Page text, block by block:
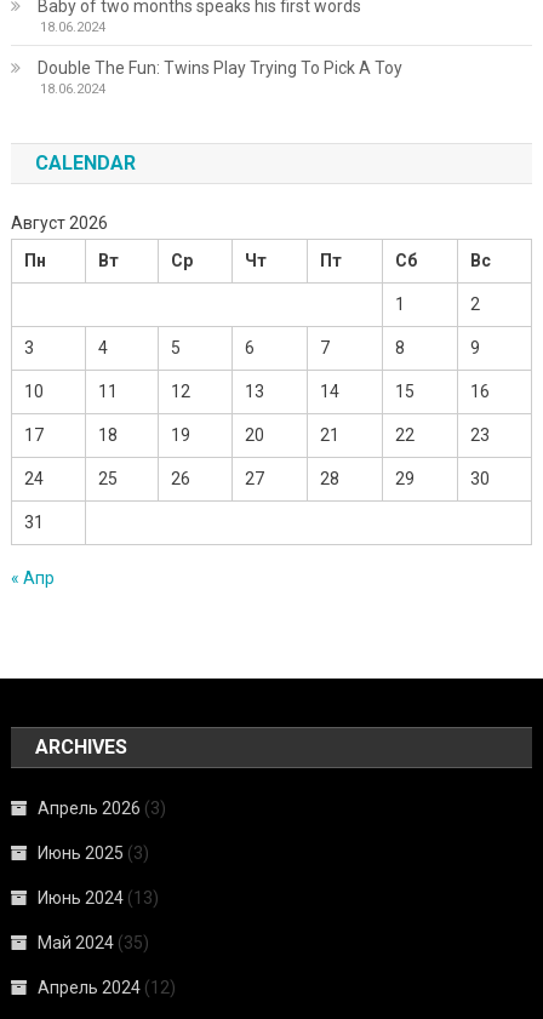
Baby of two months speaks his first words
18.06.2024
Double The Fun: Twins Play Trying To Pick A Toy
18.06.2024
CALENDAR
Август 2026
Пн
Вт Ср Чт Пт Сб Вс
1 2
3 4 5 6 7 8 9
10 11 12 13 14 15 16
17 18 19 20 21 22 23
24 25 26 27 28 29 30
31
« Апр
ARCHIVES
Апрель 2026 (3)
Июнь 2025 (3)
Июнь 2024 (13)
Май 2024 (35)
Апрель 2024 (12)